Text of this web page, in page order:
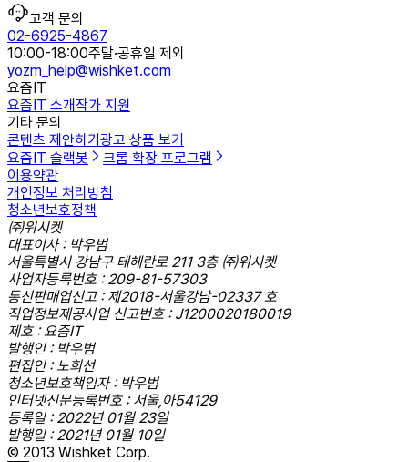
고객 문의
02-6925-4867
10:00-18:00주말·공휴일 제외
yozm_help@wishket.com
요즘IT
요즘IT 소개작가 지원
기타 문의
콘텐츠 제안하기광고 상품 보기
요즘IT 슬랙봇
크롬 확장 프로그램
이용약관
개인정보 처리방침
청소년보호정책
㈜위시켓
대표이사 : 박우범
서울특별시 강남구 테헤란로 211 3층 ㈜위시켓
사업자등록번호 : 209-81-57303
통신판매업신고 : 제2018-서울강남-02337 호
직업정보제공사업 신고번호 : J1200020180019
제호 : 요즘IT
발행인 : 박우범
편집인 : 노희선
청소년보호책임자 : 박우범
인터넷신문등록번호 : 서울,아54129
등록일 : 2022년 01월 23일
발행일 : 2021년 01월 10일
© 2013 Wishket Corp.